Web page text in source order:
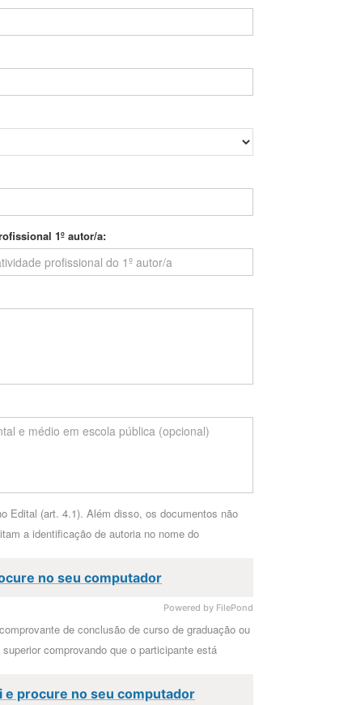
1º autor/a:
Edital (art. 4.1). Além disso, os documentos não
a identificação de autoria no nome do
Powered by FilePond
no seu computador
de conclusão de curso de graduação ou
comprovando que o participante está
e procure no seu computador